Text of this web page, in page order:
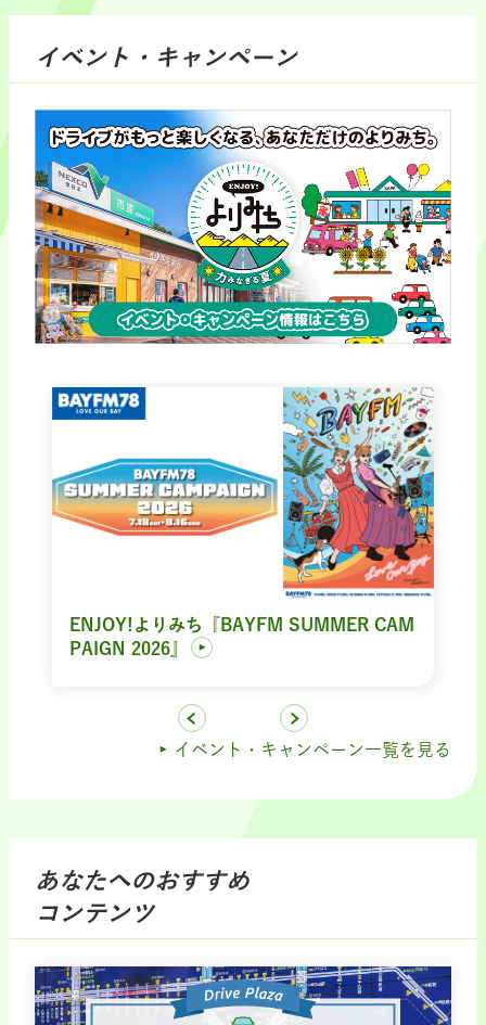
イベント・キャンペーン
ENJOY!よりみち『BAYFM SUMMER CAM
PAIGN 2026』
イベント・キャンペーン一覧を見る
あなたへのおすすめ
コンテンツ